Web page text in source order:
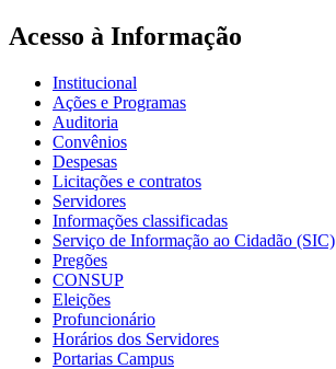
Acesso à Informação
Institucional
Ações e Programas
Auditoria
Convênios
Despesas
Licitações e contratos
Servidores
Informações classificadas
Serviço de Informação ao Cidadão (SIC)
Pregões
CONSUP
Eleições
Profuncionário
Horários dos Servidores
Portarias Campus